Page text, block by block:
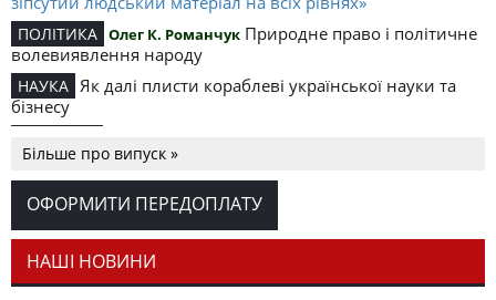
ПОЛІТИКА Олег К. Романчук Природне право і політичне
волевиявлення народу
НАУКА Як далі плисти кораблеві української науки та
бізнесу
славив Україну у піснях
річчя від дня народження Ореста Мацюка
ХТО Є ХТО Володимир Белінський: «Я дуже болісно
сприймав посягання на свою національну честь»
Більше про випуск »
ОФОРМИТИ ПЕРЕДОПЛАТУ
НАШІ НОВИНИ